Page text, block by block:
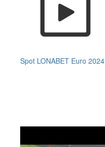
Spot LONABET Euro 2024